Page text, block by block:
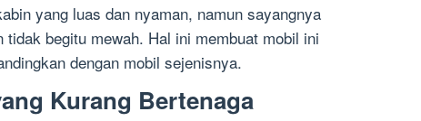
yang luas dan nyaman, namun sayangnya
begitu mewah. Hal ini membuat mobil ini
dengan mobil sejenisnya.
Kurang Bertenaga